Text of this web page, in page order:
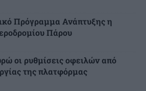
Πρόγραμμα Ανάπτυξης η
Πάρου
οι ρυθμίσεις οφειλών από
της πλατφόρμας